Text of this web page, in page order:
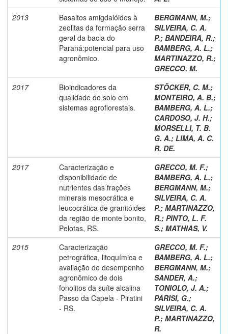
2013
Basaltos amigdalóides à
zeolitas da formação serra
geral da bacia do
Paraná:potencial para uso
agronômico.
BERGMANN, M.;
SILVEIRA, C. A.
P.; BANDEIRA, R.;
BAMBERG, A. L.;
MARTINAZZO, R.;
GRECCO, M.
2017
Bioindicadores da
qualidade do solo em
sistemas agroflorestais.
STÖCKER, C. M.;
MONTEIRO, A. B.;
BAMBERG, A. L.;
CARDOSO, J. H.;
MORSELLI, T. B.
G. A.; LIMA, A. C.
R. DE.
2017
Caracterização e
disponibilidade de
nutrientes das frações
minerais mesocrática e
leucocrática de granitóides
da região de monte bonito,
Pelotas, RS.
GRECCO, M. F.;
BAMBERG, A. L.;
BERGMANN, M.;
SILVEIRA, C. A.
P.; MARTINAZZO,
R.; PINTO, L. F.
S.; MATHIAS, V.
2015
Caracterização
petrográfica, litoquímica e
avaliação de desempenho
agronômico de dois
fonolitos da suíte alcalina
Passo da Capela - Piratini
- RS.
GRECCO, M. F.;
BAMBERG, A. L.;
BERGMANN, M.;
SANDER, A.;
TONIOLO, J. A.;
PARISI, G.;
SILVEIRA, C. A.
P.; MARTINAZZO,
R.